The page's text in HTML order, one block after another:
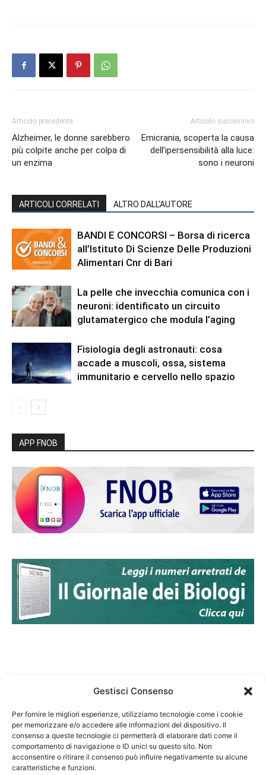
Gestisci Consenso
Per fornire le migliori esperienze, utilizziamo tecnologie come i cookie
per memorizzare e/o accedere alle informazioni del dispositivo. Il
consenso a queste tecnologie ci permetterà di elaborare dati come il
comportamento di navigazione o ID unici su questo sito. Non
acconsentire o ritirare il consenso può influire negativamente su alcune
caratteristiche e funzioni.
Articolo precedente
Alzheimer, le donne sarebbero
più colpite anche per colpa di
un enzima
Articolo successivo
Emicrania, scoperta la causa
dell’ipersensibilità alla luce:
sono i neuroni
ARTICOLI CORRELATI ALTRO DALL'AUTORE
BANDI E CONCORSI – Borsa di ricerca
all’Istituto Di Scienze Delle Produzioni
Alimentari Cnr di Bari
La pelle che invecchia comunica con i
neuroni: identificato un circuito
glutamatergico che modula l’aging
Fisiologia degli astronauti: cosa
accade a muscoli, ossa, sistema
immunitario e cervello nello spazio
APP FNOB
Federazione Nazionale Degli Ordini dei Biologi:
codice fiscale 80069130583
Responsabile sito internet www.fnob.it: